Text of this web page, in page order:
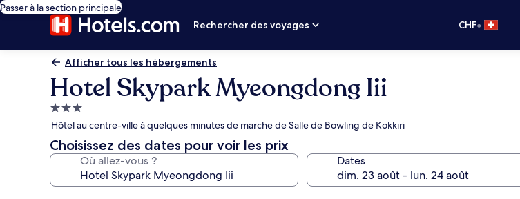
Passer à la section principale
Rechercher des voyages
CHF•
Afficher tous les hébergements
Hotel Skypark Myeongdong Iii
Hébergement
3.0 étoiles
Hôtel au centre-ville à quelques minutes de marche de Salle de Bowling de Kokkiri
Choisissez des dates pour voir les prix
Où allez-vous ? Dates